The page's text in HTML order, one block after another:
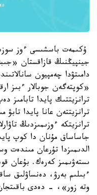
ۇكىمەت باسشىسى ءوز
جينپيڭنىڭ قازاقستان
دامىتۋدا چەمپيون
«كوپتەگەن جوبالار ءبىز
ترانزيتتىك پايدا تابامىز
ترانزيتتەن عانا پايدا تابۋ
ترانزيتكە ءوزىمىزدىڭ
جاساساق مۇنان دا كوپ
الدىمىزدا تۇرعان
ىستەۋىمىز كەرەك. بۇعان
ءبىلىم بەرۋ، دەنساۋلىق
وتە زور»، - دەدى